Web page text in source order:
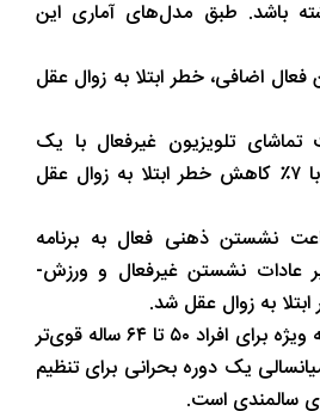
باشد. طبق مدل‌های آماری این
اضافی، خطر ابتلا به زوال عقل
تلویزیون غیرفعال با یک
ساعت کار ذهنی فعال با ۷٪ کاهش خطر ابتلا به زوال عقل
نشستن ذهنی فعال به برنامه
عادات نشستن غیرفعال و ورزش-
این افزایش محافظتی به ویژه برای افراد ۵۰ تا ۶۴ ساله قوی‌تر
یک دوره بحرانی برای تنظیم
سالمندی است.